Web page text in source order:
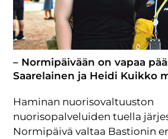
– Normipäivään on vapaa
Saarelainen ja Heidi Kuikko
Haminan nuorisovaltuuston
nuorisopalveluiden tuella
Normipäivä valtaa Bastionin